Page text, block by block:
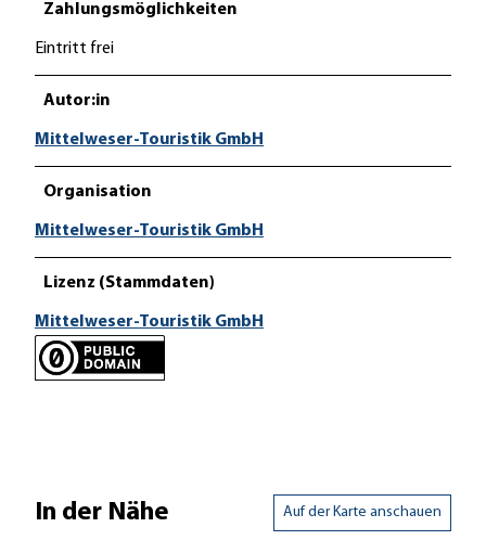
Zahlungsmöglichkeiten
Eintritt frei
Autor:in
Mittelweser-Touristik GmbH
Organisation
Mittelweser-Touristik GmbH
Lizenz (Stammdaten)
Mittelweser-Touristik GmbH
In der Nähe Auf der Karte anschauen